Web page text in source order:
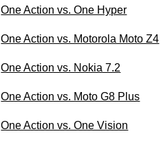
One Action vs. One Hyper
One Action vs. Motorola Moto Z4
One Action vs. Nokia 7.2
One Action vs. Moto G8 Plus
One Action vs. One Vision